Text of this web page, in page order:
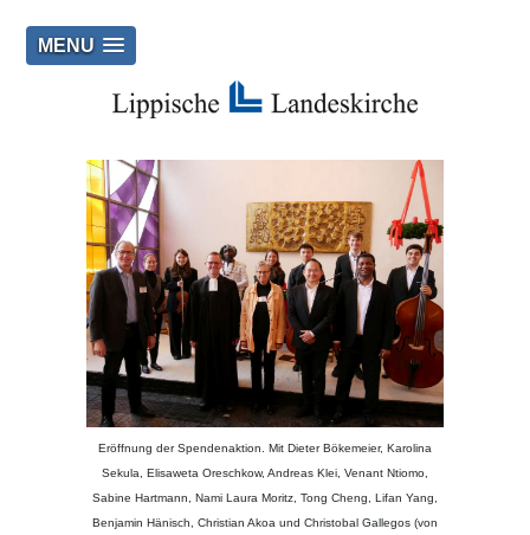
MENU
Eröffnung der Spendenaktion. Mit Dieter Bökemeier, Karolina
Sekula, Elisaweta Oreschkow, Andreas Klei, Venant Ntiomo,
Sabine Hartmann, Nami Laura Moritz, Tong Cheng, Lifan Yang,
Benjamin Hänisch, Christian Akoa und Christobal Gallegos (von